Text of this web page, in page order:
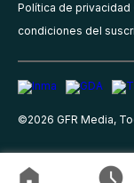
Política de privacidad
condiciones del
©2026 GFR Media,